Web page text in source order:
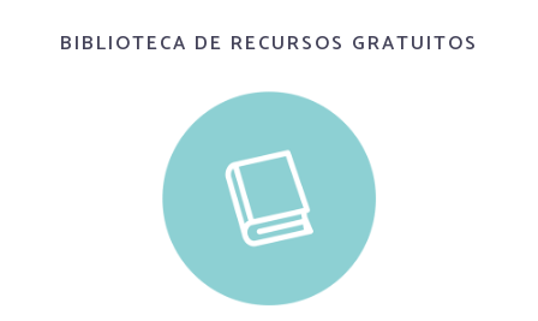
BIBLIOTECA DE RECURSOS GRATUITOS